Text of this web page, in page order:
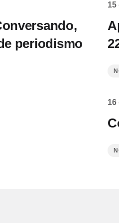
periodismo
15
16